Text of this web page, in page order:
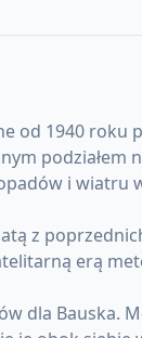
1940 roku
i wiatru
z
erą
dla